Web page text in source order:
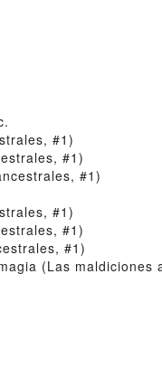
#1)
#1)
#1)
#1)
#1)
#1)
(Las maldiciones